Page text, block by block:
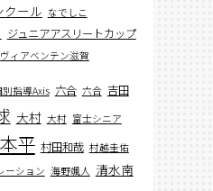
クール なでしこ
ジュニアアスリートカップ
ヴィアベンテン滋賀
別指導Axis 六合 六合 吉田
大村 大村 富士シニア
平 村田和哉 村越圭佑
ーション 海野颯人 清水南